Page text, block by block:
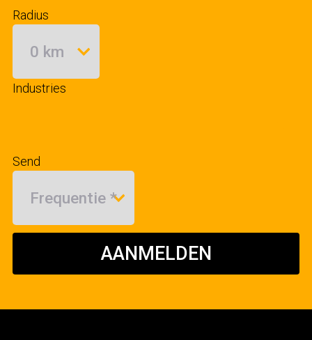
Radius
Industries
Send
AANMELDEN